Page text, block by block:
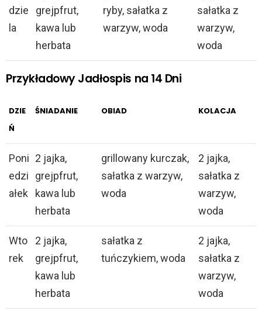
dzie
la
grejpfrut,
kawa lub
herbata
ryby, sałatka z
warzyw, woda
sałatka z
warzyw,
woda
Przykładowy Jadłospis na 14 Dni
DZIE
Ń
ŚNIADANIE OBIAD KOLACJA
Poni
edzi
ałek
2 jajka,
grejpfrut,
kawa lub
herbata
grillowany kurczak,
sałatka z warzyw,
woda
2 jajka,
sałatka z
warzyw,
woda
Wto
rek
2 jajka,
grejpfrut,
kawa lub
herbata
sałatka z
tuńczykiem, woda
2 jajka,
sałatka z
warzyw,
woda